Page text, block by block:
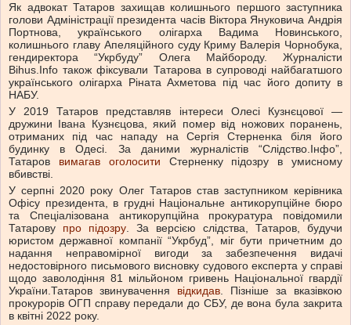
Як адвокат Татаров захищав колишнього першого заступника
голови Адміністрації президента часів Віктора Януковича Андрія
Портнова, українського олігарха Вадима Новинського,
колишнього главу Апеляційного суду Криму Валерія Чорнобука,
гендиректора “Укрбуду” Олега Майбороду. Журналісти
Bihus.Info також фіксували Татарова в супроводі найбагатшого
українського олігарха Ріната Ахметова під час його допиту в
НАБУ.
У 2019 Татаров представляв інтереси Олесі Кузнєцової —
дружини Івана Кузнєцова, який помер від ножових поранень,
отриманих під час нападу на Сергія Стерненка біля його
будинку в Одесі. За даними журналістів “Слідство.Інфо”,
Татаров вимагав оголосити Стерненку підозру в умисному
вбивстві.
У серпні 2020 року Олег Татаров став заступником керівника
Офісу президента, в грудні Національне антикорупційне бюро
та Спеціалізована антикорупційна прокуратура повідомили
Татарову про підозру . За версією слідства, Татаров, будучи
юристом державної компанії “Укрбуд”, міг бути причетним до
надання неправомірної вигоди за забезпечення видачі
недостовірного письмового висновку судового експерта у справі
щодо заволодіння 81 мільйоном гривень Національної гвардії
України.Татаров звинувачення відкидав . Пізніше за вказівкою
прокурорів ОГП справу передали до СБУ, де вона була закрита
в квітні 2022 року.